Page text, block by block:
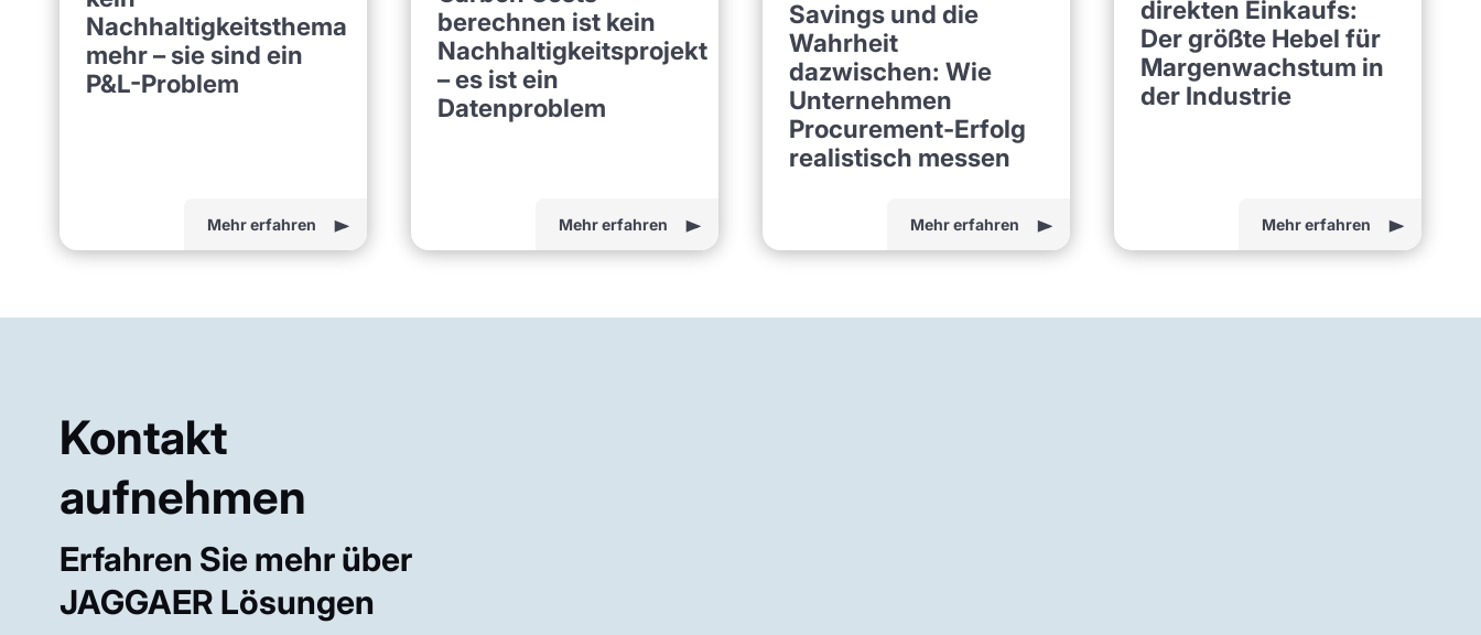
Nachhaltigkeitsthema
mehr – sie sind ein
P&L-Problem
Mehr erfahren
berechnen ist kein
Nachhaltigkeitsprojekt
– es ist ein
Datenproblem
Mehr erfahren
Savings und die
Wahrheit
dazwischen: Wie
Unternehmen
Procurement-Erfolg
realistisch messen
Mehr erfahren
direkten Einkaufs:
Der größte Hebel für
Margenwachstum in
der Industrie
Mehr erfahren
Kontakt
aufnehmen
Erfahren Sie mehr über
JAGGAER Lösungen